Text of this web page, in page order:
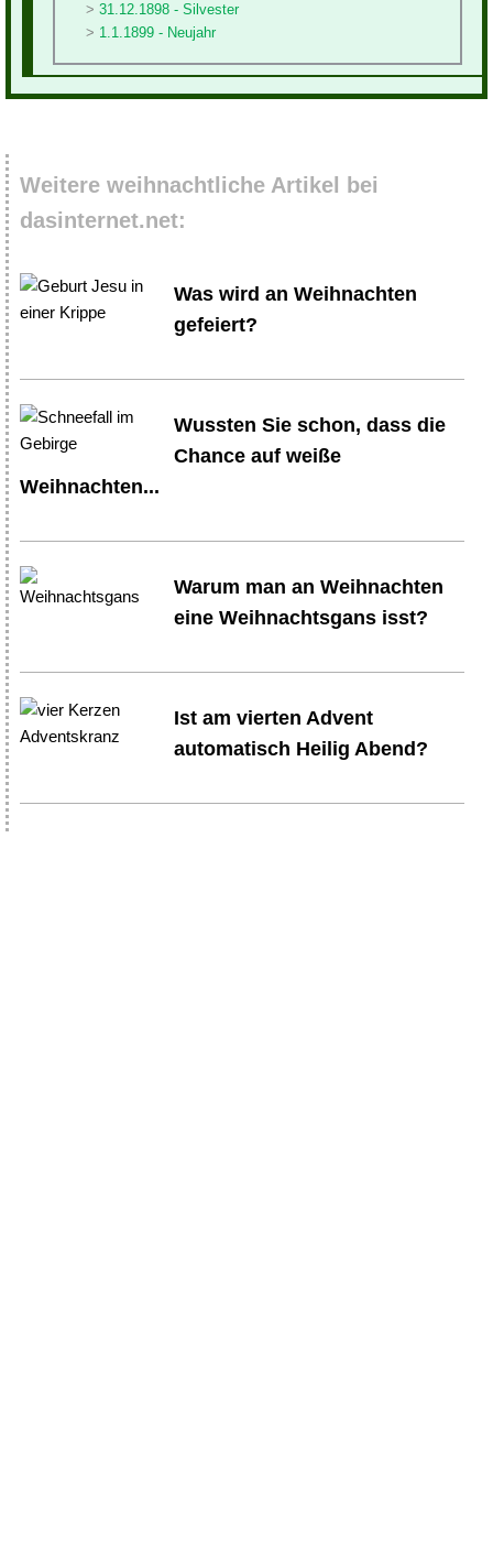
31.12.1898 - Silvester
1.1.1899 - Neujahr
Weitere weihnachtliche Artikel bei
dasinternet.net:
Was wird an Weihnachten
gefeiert?
Wussten Sie schon, dass die
Chance auf weiße
Weihnachten...
Warum man an Weihnachten
eine Weihnachtsgans isst?
Ist am vierten Advent
automatisch Heilig Abend?